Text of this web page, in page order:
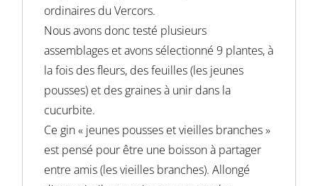
ordinaires du Vercors.
Nous avons donc testé plusieurs
assemblages et avons sélectionné 9 plantes, à
la fois des fleurs, des feuilles (les jeunes
pousses) et des graines à unir dans la
cucurbite.
Ce gin « jeunes pousses et vieilles branches »
est pensé pour être une boisson à partager
entre amis (les vieilles branches). Allongé